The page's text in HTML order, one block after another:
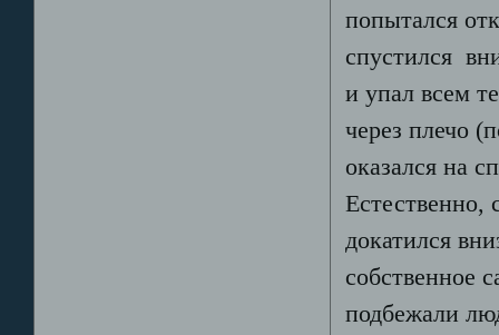
попытался
спустился
и упал всем
через плечо
оказался на
Естественно,
докатился
собственное
подбежали